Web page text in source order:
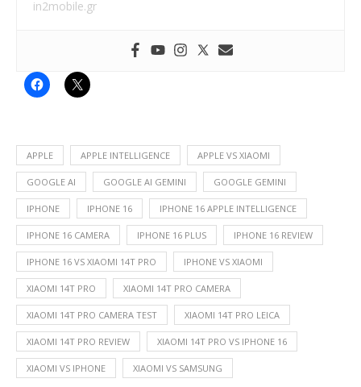
in2mobile.gr
APPLE APPLE INTELLIGENCE APPLE VS XIAOMI
GOOGLE AI GOOGLE AI GEMINI GOOGLE GEMINI
IPHONE IPHONE 16 IPHONE 16 APPLE INTELLIGENCE
IPHONE 16 CAMERA IPHONE 16 PLUS IPHONE 16 REVIEW
IPHONE 16 VS XIAOMI 14T PRO IPHONE VS XIAOMI
XIAOMI 14T PRO XIAOMI 14T PRO CAMERA
XIAOMI 14T PRO CAMERA TEST XIAOMI 14T PRO LEICA
XIAOMI 14T PRO REVIEW XIAOMI 14T PRO VS IPHONE 16
XIAOMI VS IPHONE XIAOMI VS SAMSUNG